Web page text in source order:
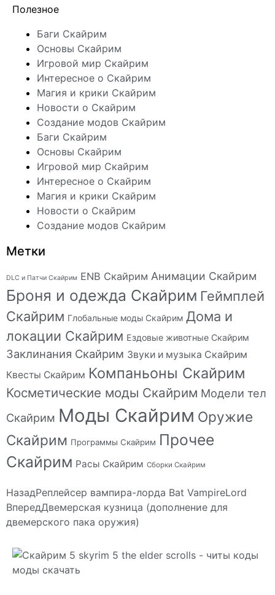
Полезное
Баги Скайрим
Основы Скайрим
Игровой мир Скайрим
Интересное о Скайрим
Магия и крики Скайрим
Новости о Скайрим
Создание модов Скайрим
Баги Скайрим
Основы Скайрим
Игровой мир Скайрим
Интересное о Скайрим
Магия и крики Скайрим
Новости о Скайрим
Создание модов Скайрим
Метки
DLC и Патчи Скайрим ENB Скайрим Анимации Скайрим
Броня и одежда Скайрим Геймплей
Скайрим Глобальные моды Скайрим Дома и
локации Скайрим Ездовые животные Скайрим
Заклинания Скайрим Звуки и музыка Скайрим
Квесты Скайрим Компаньоны Скайрим
Косметические моды Скайрим Модели тел
Скайрим Моды Скайрим Оружие
Скайрим Программы Скайрим Прочее
Скайрим Расы Скайрим Сборки Скайрим
НазадРеплейсер вампира-лорда Bat VampireLord
ВпередДвемерская кузница (дополнение для
двемерского пака оружия)